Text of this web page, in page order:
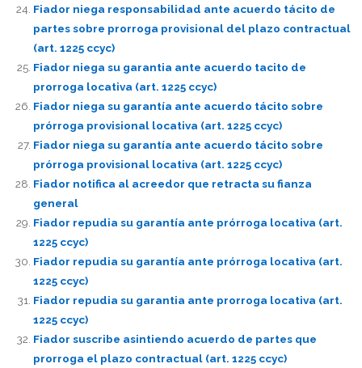
Fiador niega responsabilidad ante acuerdo tácito de
partes sobre prorroga provisional del plazo contractual
(art. 1225 ccyc)
Fiador niega su garantia ante acuerdo tacito de
prorroga locativa (art. 1225 ccyc)
Fiador niega su garantía ante acuerdo tácito sobre
prórroga provisional locativa (art. 1225 ccyc)
Fiador niega su garantía ante acuerdo tácito sobre
prórroga provisional locativa (art. 1225 ccyc)
Fiador notifica al acreedor que retracta su fianza
general
Fiador repudia su garantía ante prórroga locativa (art.
1225 ccyc)
Fiador repudia su garantía ante prórroga locativa (art.
1225 ccyc)
Fiador repudia su garantia ante prorroga locativa (art.
1225 ccyc)
Fiador suscribe asintiendo acuerdo de partes que
prorroga el plazo contractual (art. 1225 ccyc)